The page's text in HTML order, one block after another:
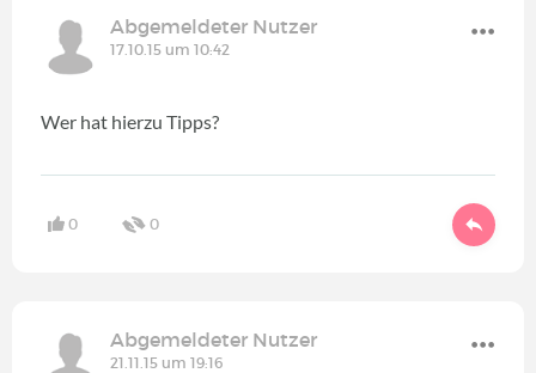
Abgemeldeter Nutzer
17.10.15 um 10:42
Wer hat hierzu Tipps?
0 0
Abgemeldeter Nutzer
21.11.15 um 19:16